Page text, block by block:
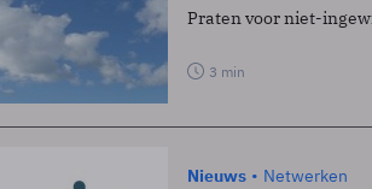
Praten voor niet-
3 min
Nieuws Netwerken